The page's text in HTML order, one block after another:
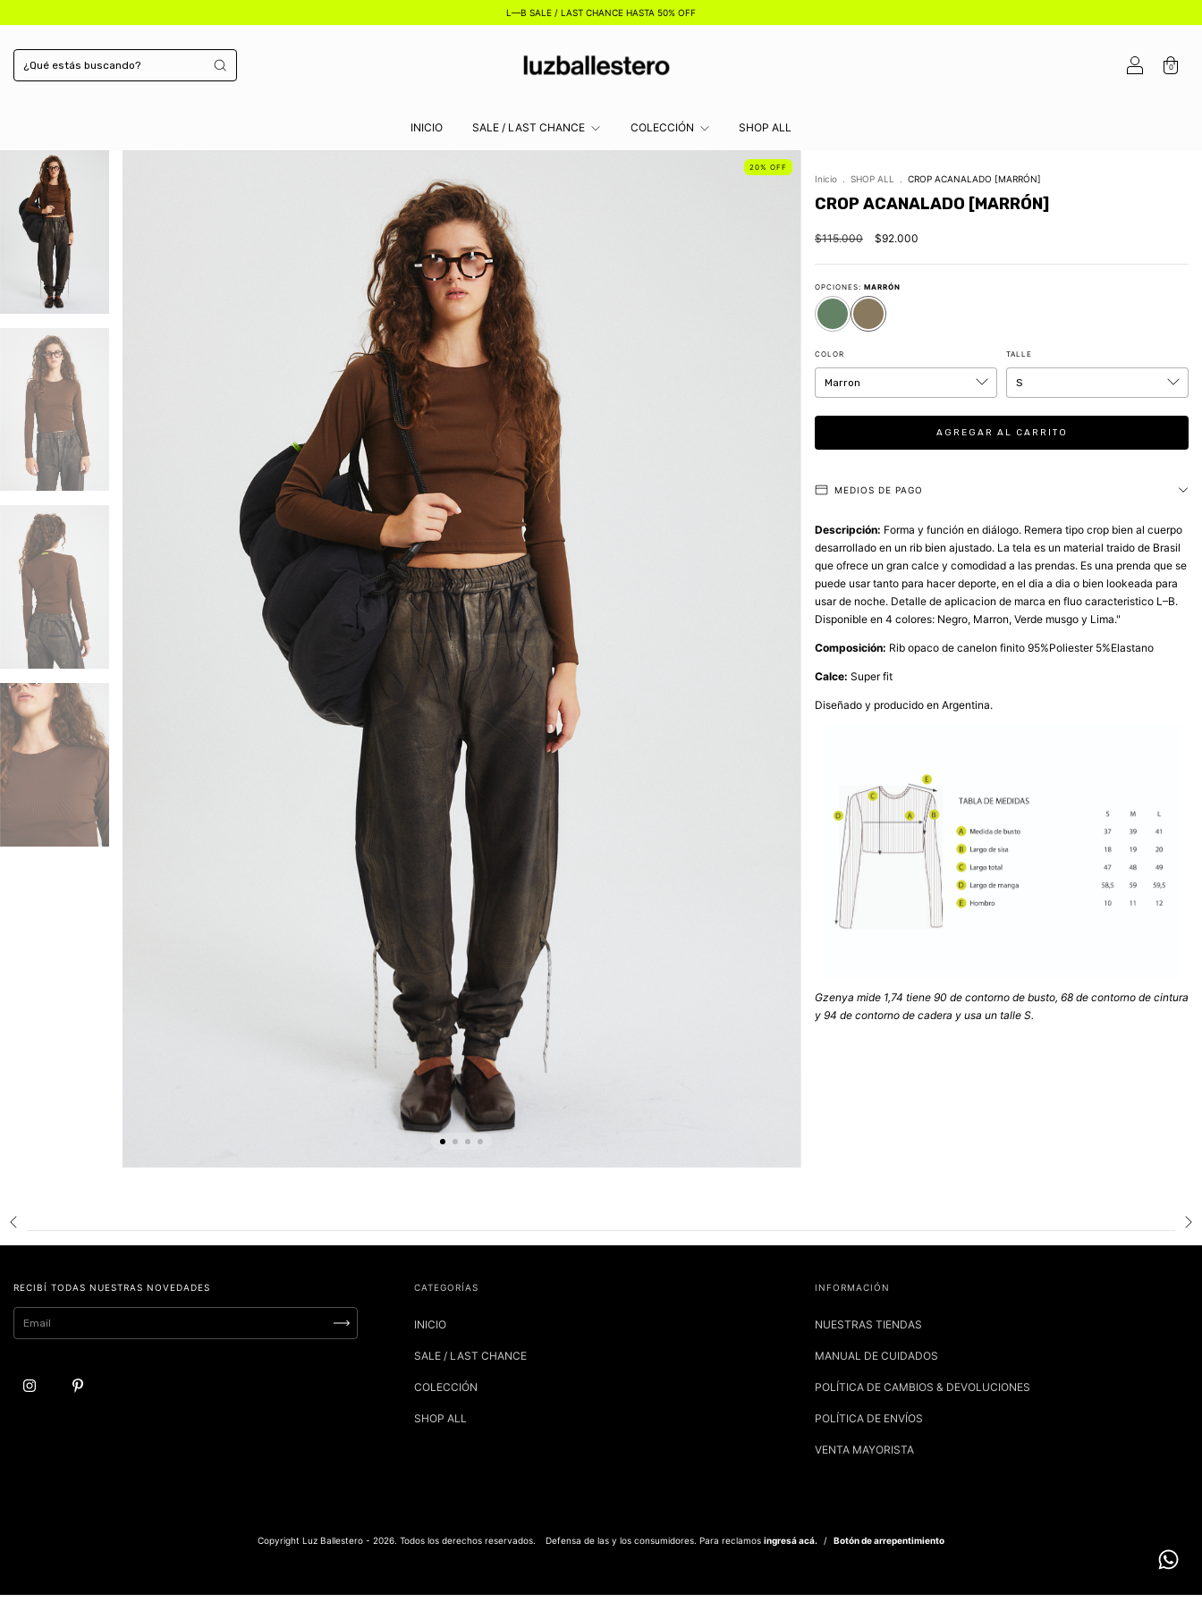
L—B SALE / LAST CHANCE HASTA 50% OFF
0
INICIO SALE / LAST CHANCE COLECCIÓN SHOP ALL
20% OFF
Inicio SHOP ALL CROP ACANALADO [MARRÓN]
CROP ACANALADO [MARRÓN]
$115.000 $92.000
OPCIONES: MARRÓN
COLOR TALLE
MEDIOS DE PAGO
Descripción: Forma y función en diálogo. Remera tipo crop bien al cuerpo
desarrollado en un rib bien ajustado. La tela es un material traido de Brasil
que ofrece un gran calce y comodidad a las prendas. Es una prenda que se
puede usar tanto para hacer deporte, en el dia a dia o bien lookeada para
usar de noche. Detalle de aplicacion de marca en fluo caracteristico L–B.
Disponible en 4 colores: Negro, Marron, Verde musgo y Lima."
Composición: Rib opaco de canelon finito 95%Poliester 5%Elastano
Calce: Super fit
Diseñado y producido en Argentina.
Gzenya mide 1,74 tiene 90 de contorno de busto, 68 de contorno de cintura
y 94 de contorno de cadera y usa un talle S.
RECIBÍ TODAS NUESTRAS NOVEDADES CATEGORÍAS
INICIO
SALE / LAST CHANCE
COLECCIÓN
SHOP ALL
INFORMACIÓN
NUESTRAS TIENDAS
MANUAL DE CUIDADOS
POLÍTICA DE CAMBIOS & DEVOLUCIONES
POLÍTICA DE ENVÍOS
VENTA MAYORISTA
Copyright Luz Ballestero - 2026. Todos los derechos reservados. Defensa de las y los consumidores. Para reclamos ingresá acá. / Botón de arrepentimiento